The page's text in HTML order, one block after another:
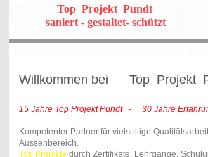
Top Projekt Pundt
saniert - gestaltet- schützt
Willkommen bei Top Projekt
15 Jahre Top Projekt Pundt - 30 Jahre
Kompetenter Partner für vielseitige
Aussenbereich.
Top Projekte durch Zertifikate, Lehrgänge,